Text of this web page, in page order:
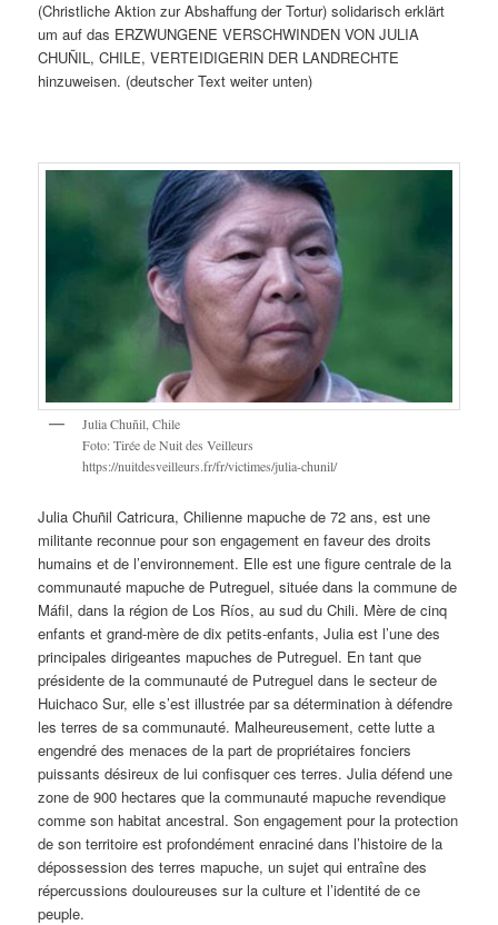
(Christliche Aktion zur Abshaffung der Tortur) solidarisch erklärt
um auf das ERZWUNGENE VERSCHWINDEN VON JULIA
CHUÑIL, CHILE, VERTEIDIGERIN DER LANDRECHTE
hinzuweisen. (deutscher Text weiter unten)
Julia Chuñil, Chile
Foto: Tirée de Nuit des Veilleurs
https://nuitdesveilleurs.fr/fr/victimes/julia-chunil/
Julia Chuñil Catricura, Chilienne mapuche de 72 ans, est une
militante reconnue pour son engagement en faveur des droits
humains et de l’environnement. Elle est une figure centrale de la
communauté mapuche de Putreguel, située dans la commune de
Máfil, dans la région de Los Ríos, au sud du Chili. Mère de cinq
enfants et grand-mère de dix petits-enfants, Julia est l’une des
principales dirigeantes mapuches de Putreguel. En tant que
présidente de la communauté de Putreguel dans le secteur de
Huichaco Sur, elle s’est illustrée par sa détermination à défendre
les terres de sa communauté. Malheureusement, cette lutte a
engendré des menaces de la part de propriétaires fonciers
puissants désireux de lui confisquer ces terres. Julia défend une
zone de 900 hectares que la communauté mapuche revendique
comme son habitat ancestral. Son engagement pour la protection
de son territoire est profondément enraciné dans l’histoire de la
dépossession des terres mapuche, un sujet qui entraîne des
répercussions douloureuses sur la culture et l’identité de ce
peuple.